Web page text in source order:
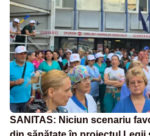
SANITAS: Niciun scenariu